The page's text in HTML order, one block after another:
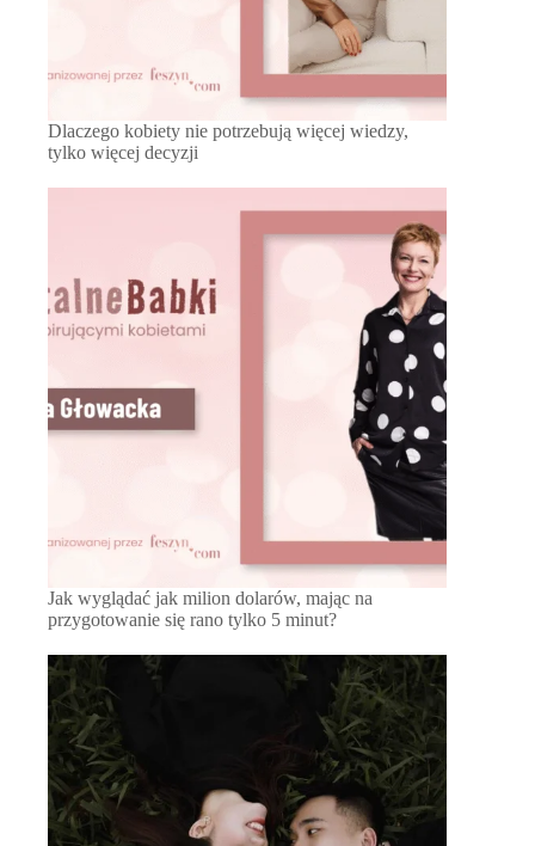
Dlaczego kobiety nie potrzebują więcej wiedzy,
tylko więcej decyzji
Jak wyglądać jak milion dolarów, mając na
przygotowanie się rano tylko 5 minut?